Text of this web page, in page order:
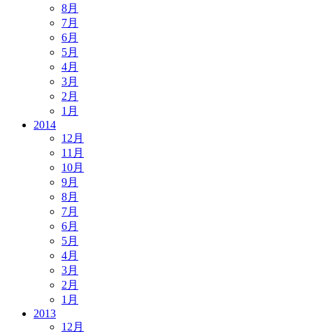
8月
7月
6月
5月
4月
3月
2月
1月
2014
12月
11月
10月
9月
8月
7月
6月
5月
4月
3月
2月
1月
2013
12月